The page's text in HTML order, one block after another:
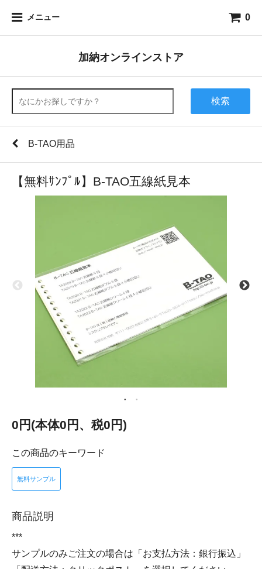
メニュー 0
加納オンラインストア
検索
B-TAO用品
【無料ｻﾝﾌﾟﾙ】B-TAO五線紙見本
0円(本体0円、税0円)
この商品のキーワード
無料サンプル
商品説明
***
サンプルのみご注文の場合は「お支払方法：銀行振込」